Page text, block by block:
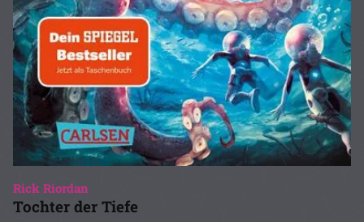
Rick Riordan
Tochter der Tiefe